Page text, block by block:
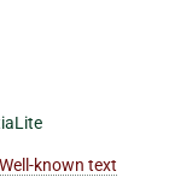
Well-known text